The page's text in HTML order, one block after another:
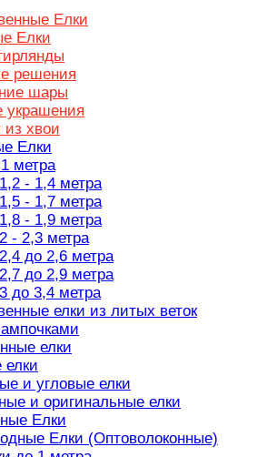
Елки
Елки
решения
шары
украшения
из хвои
Елки
метра
- 1,4 метра
- 1,7 метра
- 1,9 метра
- 2,3 метра
до 2,6 метра
до 2,9 метра
до 3,4 метра
елки из литых веток
елки
елки
и угловые елки
и оригинальные елки
Елки
Елки (Оптоволоконные)